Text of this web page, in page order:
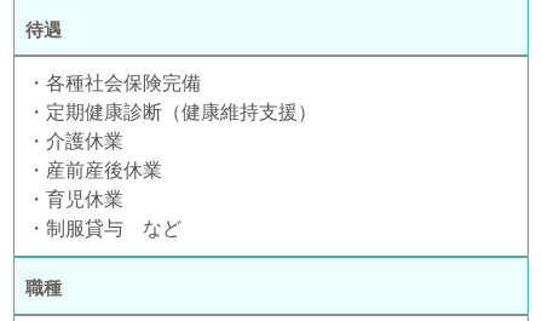
待遇
・各種社会保険完備
・定期健康診断（健康維持支援）
・介護休業
・産前産後休業
・育児休業
・制服貸与 など
職種